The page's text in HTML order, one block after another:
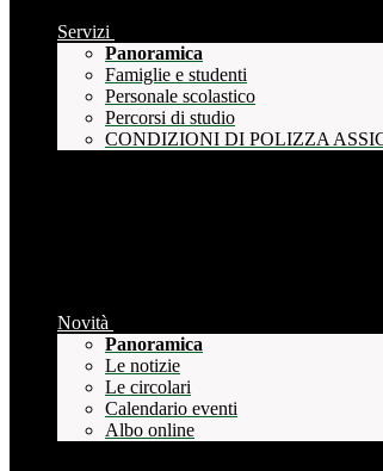
Servizi
Panoramica
Famiglie e studenti
Personale scolastico
Percorsi di studio
CONDIZIONI DI POLIZZA
Novità
Panoramica
Le notizie
Le circolari
Calendario eventi
Albo online